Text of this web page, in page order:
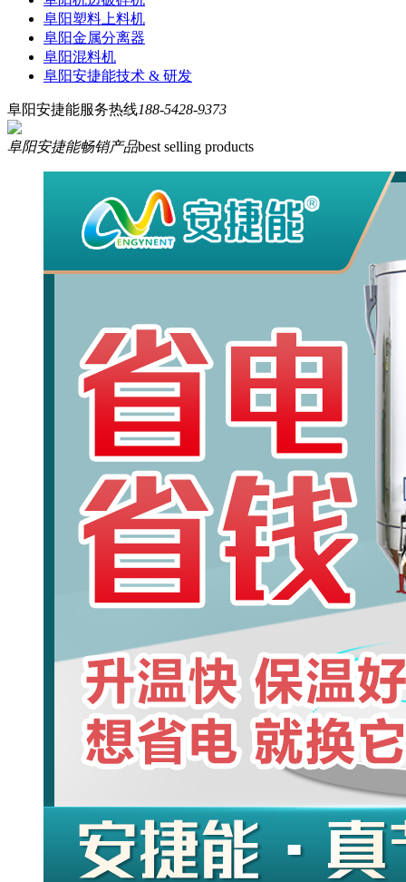
阜阳塑料上料机
阜阳金属分离器
阜阳混料机
阜阳安捷能技术 & 研发
阜阳安捷能服务热线188-5428-9373
阜阳安捷能畅销产品best selling products